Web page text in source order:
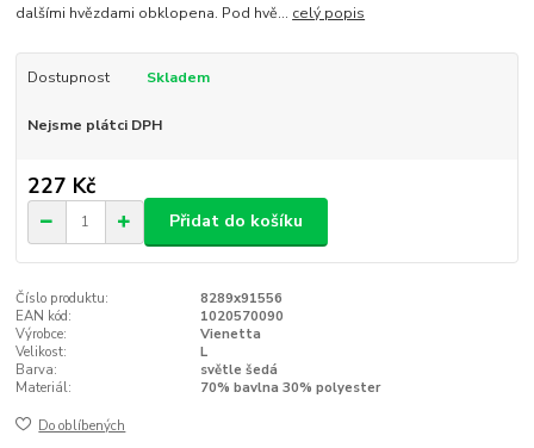
dalšími hvězdami obklopena. Pod hvě... celý popis
Dostupnost Skladem
Nejsme plátci DPH
227 Kč
Přidat do košíku
Číslo produktu:
8289x91556
EAN kód:
1020570090
Výrobce:
Vienetta
Velikost:
L
Barva:
světle šedá
Materiál:
70% bavlna 30% polyester
Do oblíbených